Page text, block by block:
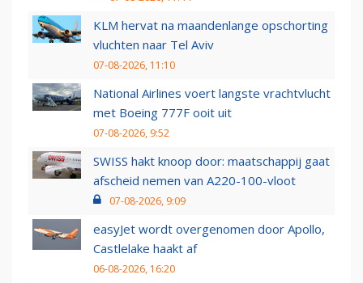
KLM hervat na maandenlange opschorting
vluchten naar Tel Aviv
07-08-2026, 11:10
National Airlines voert langste vrachtvlucht
met Boeing 777F ooit uit
07-08-2026, 9:52
SWISS hakt knoop door: maatschappij gaat
afscheid nemen van A220-100-vloot
07-08-2026, 9:09
easyJet wordt overgenomen door Apollo,
Castlelake haakt af
06-08-2026, 16:20